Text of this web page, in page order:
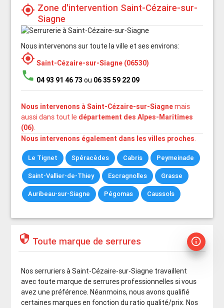
my_location Zone d'intervention Saint-Cézaire-sur-
Siagne
Nous intervenons sur toute la ville et ses environs:
my_location Saint-Cézaire-sur-Siagne (06530)
phone 04 93 91 46 73 ou 06 35 59 22 09
Nous intervenons à Saint-Cézaire-sur-Siagnemais
aussi dans tout le département des Alpes-Maritimes
(06).
Nous intervenons également dans les villes proches.
Le Tignet Spéracèdes Cabris Peymeinade
Saint-Vallier-de-Thiey Escragnolles Grasse
Auribeau-sur-Siagne Pégomas Caussols
security Toute marque de serrures info_outline
Nos serruriers à Saint-Cézaire-sur-Siagne travaillent
avec toute marque de serrures professionnelles si vous
avez une préférence. Néanmoins, nous avons qualifié
certaines marques en fonction du ratio qualité/prix. Nos